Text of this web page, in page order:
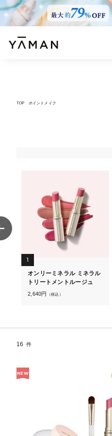
TOP ポイントメイク
1
オンリーミネラル ミネラル
トリートメントルージュ
2,640円 （税込）
16 件
NEW